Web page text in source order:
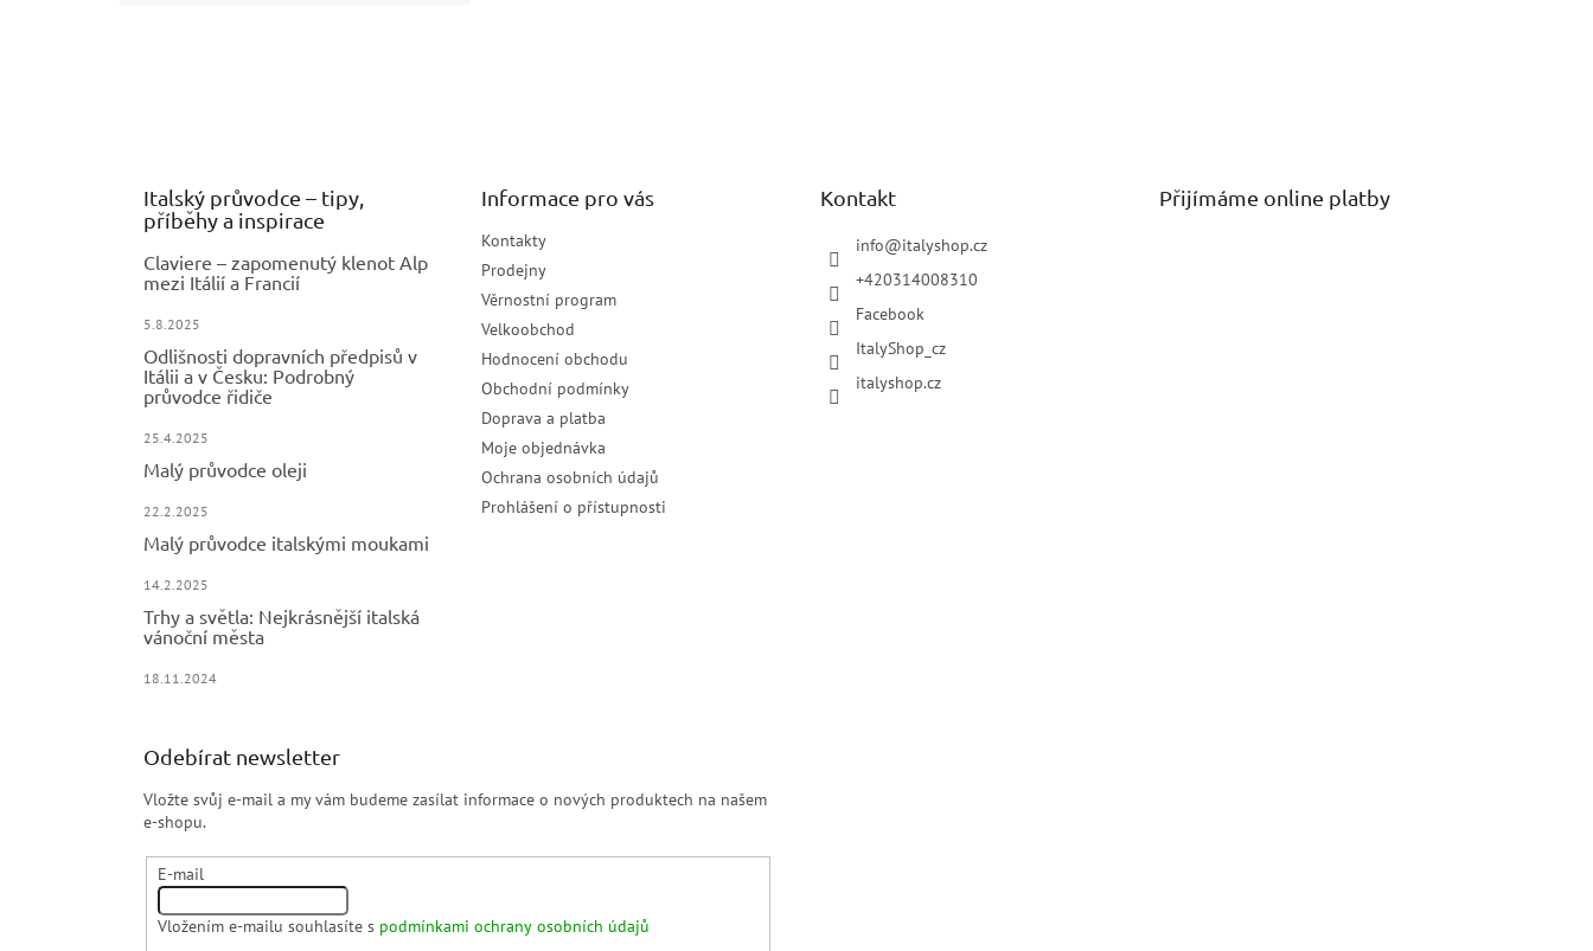
Italský průvodce – tipy,
příběhy a inspirace
Claviere – zapomenutý klenot Alp
mezi Itálií a Francií
5.8.2025
Odlišnosti dopravních předpisů v
Itálii a v Česku: Podrobný
průvodce řidiče
25.4.2025
Malý průvodce oleji
22.2.2025
Malý průvodce italskými moukami
14.2.2025
Trhy a světla: Nejkrásnější italská
vánoční města
18.11.2024
Informace pro vás
Kontakty
Prodejny
Věrnostní program
Velkoobchod
Hodnocení obchodu
Obchodní podmínky
Doprava a platba
Moje objednávka
Ochrana osobních údajů
Prohlášení o přístupnosti
Kontakt
info@italyshop.cz
+420314008310
Facebook
ItalyShop_cz
italyshop.cz
Přijímáme online platby
Odebírat newsletter
Vložte svůj e-mail a my vám budeme zasílat informace o nových produktech na našem
e-shopu.
E-mail
Vložením e-mailu souhlasíte s podmínkami ochrany osobních údajů